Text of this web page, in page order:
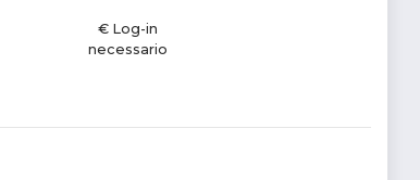
€ Log-in
necessario